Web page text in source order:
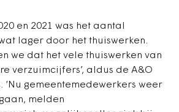
en 2021 was het aantal
lager door het thuiswerken.
we dat het vele thuiswerken van
verzuimcijfers’, aldus de A&O
gemeentemedewerkers weer
melden